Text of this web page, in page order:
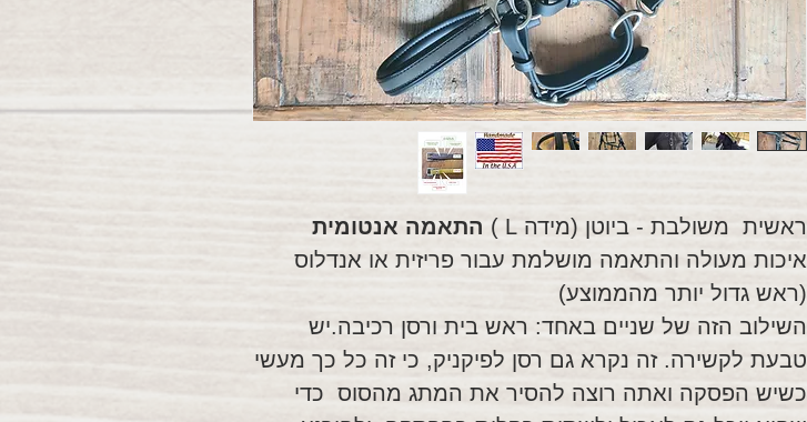
ראשית משולבת - ביוטן (מידה L )
התאמה אנטומית
איכות מעולה והתאמה מושלמת עבור פריזית או אנדלוס
(ראש גדול יותר מהממוצע)
השילוב הזה של שניים באחד: ראש בית ורסן רכיבה.יש
טבעת לקשירה. זה נקרא גם רסן לפיקניק, כי זה כל כך מעשי
כשיש הפסקה ואתה רוצה להסיר את המתג מהסוס כדי